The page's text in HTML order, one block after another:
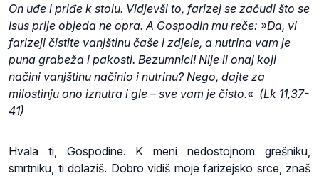
On uđe i priđe k stolu. Vidjevši to, farizej se začudi što se
Isus prije objeda ne opra. A Gospodin mu reče: »Da, vi
farizeji čistite vanjštinu čaše i zdjele, a nutrina vam je
puna grabeža i pakosti. Bezumnici! Nije li onaj koji
načini vanjštinu načinio i nutrinu? Nego, dajte za
milostinju ono iznutra i gle – sve vam je čisto.« (Lk 11,37-
41)
Hvala ti, Gospodine. K meni nedostojnom grešniku,
smrtniku, ti dolaziš. Dobro vidiš moje farizejsko srce, znaš